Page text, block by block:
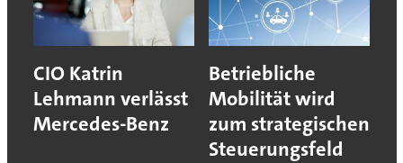
CIO Katrin
Lehmann verlässt
Mercedes-Benz
Betriebliche
Mobilität wird
zum strategischen
Steuerungsfeld